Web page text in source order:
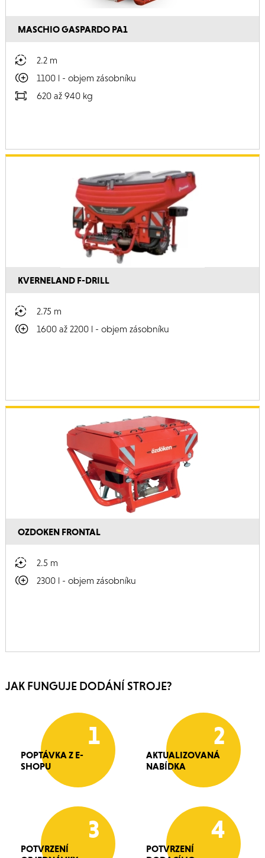
MASCHIO GASPARDO PA1
2.2 m
1100 l - objem zásobníku
620 až 940 kg
KVERNELAND F-DRILL
2.75 m
1600 až 2200 l - objem zásobníku
OZDOKEN FRONTAL
2.5 m
2300 l - objem zásobníku
JAK FUNGUJE DODÁNÍ STROJE?
1
POPTÁVKA Z E-
SHOPU
2
AKTUALIZOVANÁ
NABÍDKA
3
POTVRZENÍ
4
POTVRZENÍ